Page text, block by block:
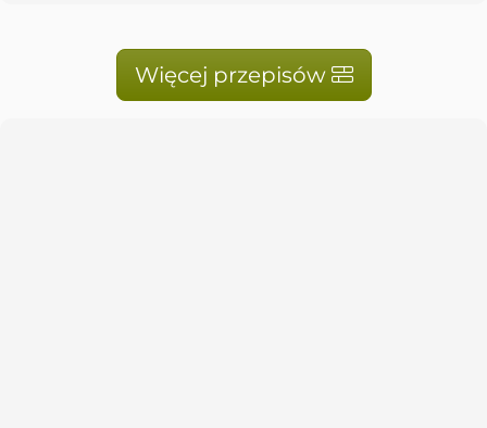
Więcej przepisów